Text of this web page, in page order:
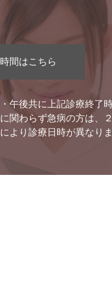
間はこちら
午後共に上記診療終了
関わらず急病の方は、
より診療日時が異なり